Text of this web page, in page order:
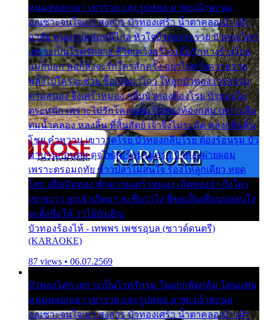
หนุ่มหลอกเอา เขารวย และรูปหล่อ มาพะเน้าพะนอ
ออเซาะจนใจเบา สงสาร บัวทองเศร้า น้ำตาคลอเบ้า เฝ้า
อาลัย หนุ่มรูปหล่อหนีไกล หัวใจบัวทองระรวย บัวทองโศก
เพราะเป็นโรครักจาง ชีวิตเคว้งคว้าง เมื่อรักห่างร้างไกล
แม่ก็บอก พ่อก็สั่งจะรักใครสักครั้ง อย่าไปหวังความรวย
พลั้งไปใครจะช่วย ซื้อเปลมาไกว ให้ลูกบัวทอง เวรกรรม
ตามสนอง จึงเศร้าหมอง กลีบบัวทองต้องโรย บัวทองไม่
ตระหนัก เพราะไม่รักโคลนตม บัวทองท้องกลม เพราะลืม
ตมน้ำคลอง หลงลิ้น ที่สิ้นสัตย์ เจ้าจึงไม่ระมัด หลงกลิ่นลิ้น
โชย คำหวาน เขาวาดโรย บัวทองกลีบโรย ต้องร้อนรุม บัว
มาบานก่อนตูม ดุจไฟสุมร้อนรุมอุรา บัวทองผ่ายผอม
เพราะตรอมฤทัย ข้าวปลาไม่สนใจ ร้องไห้ลูกเดียว หยุด
โศก เสียเถิดทอง พักความเศร้าหมอง เถิดทองจ๋า ถึงใคร
เขาจะว่า ลูกเจ้าเกิดมา จะชื่อว่าไง พี่ขอเป็นเพื่อนปลอบใจ
จะตั้งชื่อให้ ว่าไอ้บังเอิญ
บัวทองร้องไห้ - เทพพร เพชรอุบล (ซาวด์ดนตรี)
(KARAOKE)
87 views • 06.07.2569
บัวทองโศก เพราะเป็นโรครักรุม ในอกกลัดกลุ้ม โดนแฟน
หนุ่มหลอกเอา เขารวย และรูปหล่อ มาพะเน้าพะนอ
ออเซาะจนใจเบา สงสาร บัวทองเศร้า น้ำตาคลอเบ้า เฝ้า